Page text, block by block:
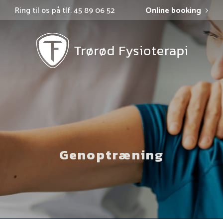
Ring til os på tlf. 45 89 06 52 Online booking
Genoptræning